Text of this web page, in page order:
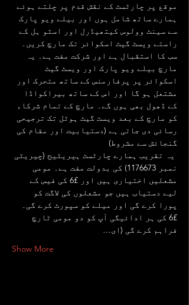
موقع پر چارٹسٹ کے نقش قدم پر چلتے ہوئے
ہمارے ساتھ شامل ہوں اور بیلے ویو پارک
سے سینٹ وولوس کیتھیڈرل اور اسٹو ہل کے
راستے ویسٹ گیٹ اسکوائر تک مارچ کریں۔
سب کا استقبال ہے اور شرکت مفت ہے۔ یہ
مارچ بیلے ویو پارک اور ویسٹ گیٹ
اسکوائر پر پرفارمنس کے ساتھ متحرک اور
مشتعل ہو گا اور اس کے ساتھ بیراکواڈا
کے ڈھول بھی ہوں گے۔ مارچ کے تمام شرکاء
کو مارچ کے بعد ویسٹ گیٹ ہوٹل تک ترجیحی
رسائی دی جاتی ہے (دستیابیت اور مقام کی
گنجائش سے مشروط)
یہ تقریب ہمارے چارٹسٹ ہیریٹیج (چیریٹی
نمبر 1176673) کی بدولت مفت ہے۔ مومی
مشعلیں اختیاری ہیں اور £6 کی فیس کے
لیے دستیاب ہیں جو مشعلوں کی لاگت کو
پورا کرے گی اور میلے کو سپورٹ کرے گی۔
£6 کی ہر ادائیگی آپ کو دو مومی ٹارچ
فراہم کرے گی (ای…
Show More